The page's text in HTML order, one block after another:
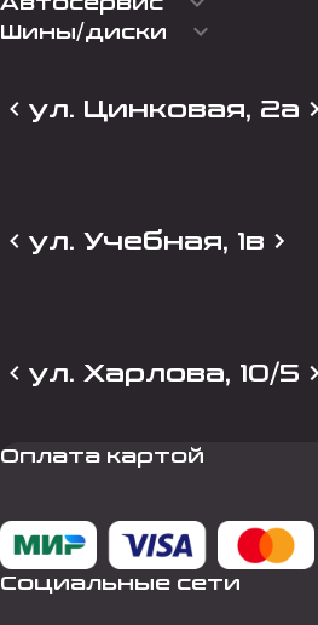
Шины/диски keyboard_arrow_down
ул. Цинковая, 2а
ул. Учебная, 1в
ул. Харлова, 10/5
Оплата картой
Социальные сети